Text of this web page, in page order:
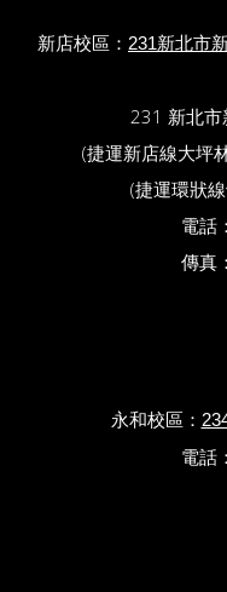
新店校區： 231新北市
231 新北
(捷運新店線大坪
(捷運環狀
電話
傳真
永和校區：
電話